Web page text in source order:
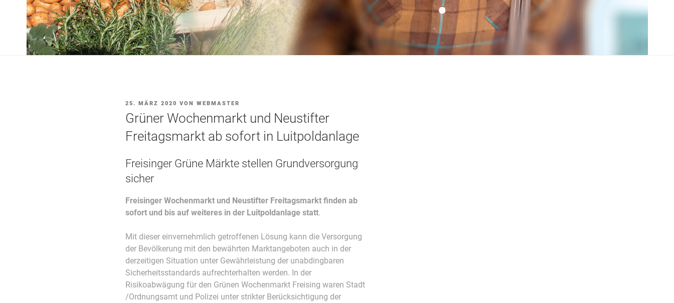
VERÖFFENTLICHT
25. MÄRZ 2020 VON WEBMASTER
Grüner Wochenmarkt und Neustifter
Freitagsmarkt ab sofort in Luitpoldanlage
Freisinger Grüne Märkte stellen Grundversorgung
sicher
Freisinger Wochenmarkt und Neustifter Freitagsmarkt finden ab
sofort und bis auf weiteres in der Luitpoldanlage statt.
Mit dieser einvernehmlich getroffenen Lösung kann die Versorgung
der Bevölkerung mit den bewährten Marktangeboten auch in der
derzeitigen Situation unter Gewährleistung der unabdingbaren
Sicherheitsstandards aufrechterhalten werden. In der
Risikoabwägung für den Grünen Wochenmarkt Freising waren Stadt
/Ordnungsamt und Polizei unter strikter Berücksichtigung der